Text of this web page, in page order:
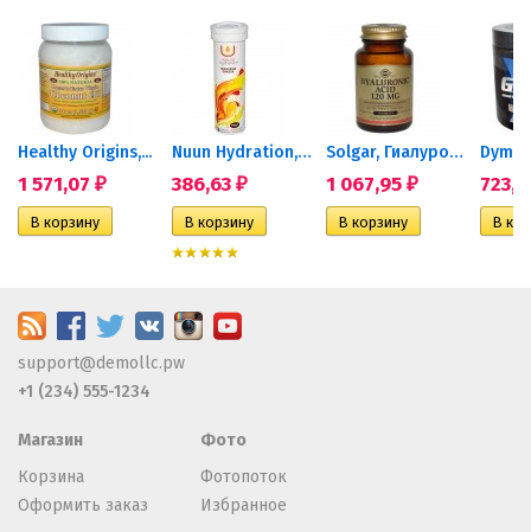
Healthy Origins,...
1 571,07 ₽
Nuun Hydration, Витамины +...
386,63 ₽
Solgar, Гиалуроновая...
1 067,95 ₽
support@demollc.pw
+1 (234) 555-1234
Магазин
Корзина
Оформить заказ
Фото
Фотопоток
Избранное